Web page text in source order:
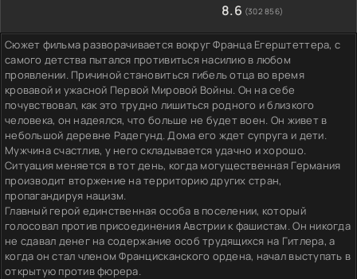
8.6 (302 856)
Сюжет фильма разворачивается вокруг Франца Егерштеттера, с
самого детства пытался противиться насилию в любом
проявлении. Причиной становиться гибель отца во время
кровавой и ужасной Первой Мировой Войны. Он на себе
почувствовал, как это трудно лишиться родного и близкого
человека, он надеялся, что больше не будет воен. Он живет в
небольшой деревне Радегунд. Дома его ждет супруга и дети.
Мужчина счастлив, у него складывается удачно и хорошо.
Ситуация меняется в тот день, когда могущественная Германия
производит вторжение на территорию других стран,
пропагандируя нацизм.
Главный герой единственная особа в поселении, который
голосовал против присоединения Австрии к фашистам. Он никогда
не сдавал денег на содержание особ трудящихся на Гитлера, а
когда он стал членом Францисканского ордена, начал выступать в
открытую против фюрера.